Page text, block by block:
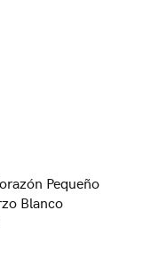
Pequeño
Blanco